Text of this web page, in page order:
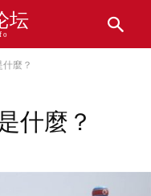
坛
麼？
什麼？